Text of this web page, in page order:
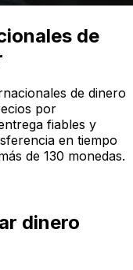
de
de dinero
por
fiables y
en tiempo
de 130 monedas.
dinero